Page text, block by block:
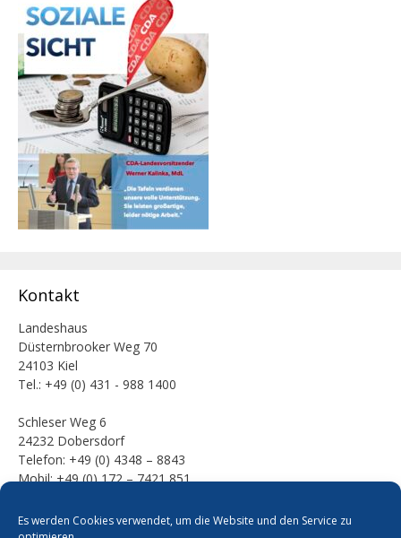
Es werden Cookies verwendet, um die Website und den Service zu
Kontakt
Landeshaus
Düsternbrooker Weg 70
24103 Kiel
Tel.: +49 (0) 431 - 988 1400
Schleser Weg 6
24232 Dobersdorf
Telefon: +49 (0) 4348 – 8843
Mobil: +49 (0) 172 – 7421 851
E-Mail: